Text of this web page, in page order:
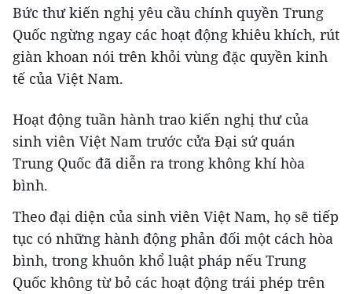
Bức thư kiến nghị yêu cầu chính quyền Trung
Quốc ngừng ngay các hoạt động khiêu khích, rút
giàn khoan nói trên khỏi vùng đặc quyền kinh
tế của Việt Nam.
Hoạt động tuần hành trao kiến nghị thư của
sinh viên Việt Nam trước cửa Đại sứ quán
Trung Quốc đã diễn ra trong không khí hòa
bình.
Theo đại diện của sinh viên Việt Nam, họ sẽ tiếp
tục có những hành động phản đối một cách hòa
bình, trong khuôn khổ luật pháp nếu Trung
Quốc không từ bỏ các hoạt động trái phép trên